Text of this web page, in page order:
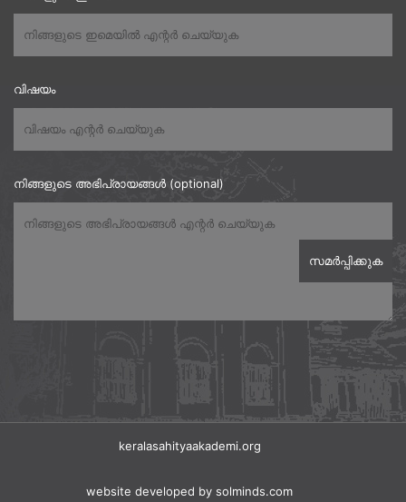
വിഷയം
നിങ്ങളുടെ അഭിപ്രായങ്ങൾ (optional)
keralasahityaakademi.org
website developed by solminds.com